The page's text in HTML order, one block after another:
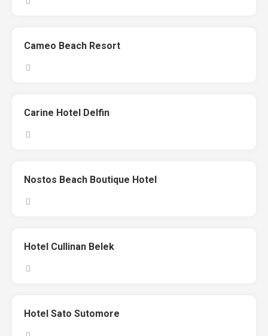
Cameo Beach Resort
Carine Hotel Delfin
Nostos Beach Boutique Hotel
Hotel Cullinan Belek
Hotel Sato Sutomore